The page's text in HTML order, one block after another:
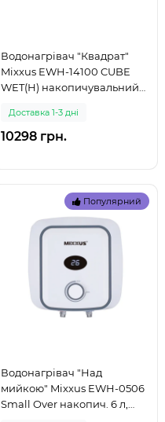
Водонагрівач "Квадрат"
Mixxus EWH-14100 CUBE
WET(Н) накопичувальний
(WH061 (999)
Доставка 1-3 дні
10298 грн.
Популярний
Водонагрівач "Над
мийкою" Mixxus EWH-0506
Small Over накопич. 6 л,